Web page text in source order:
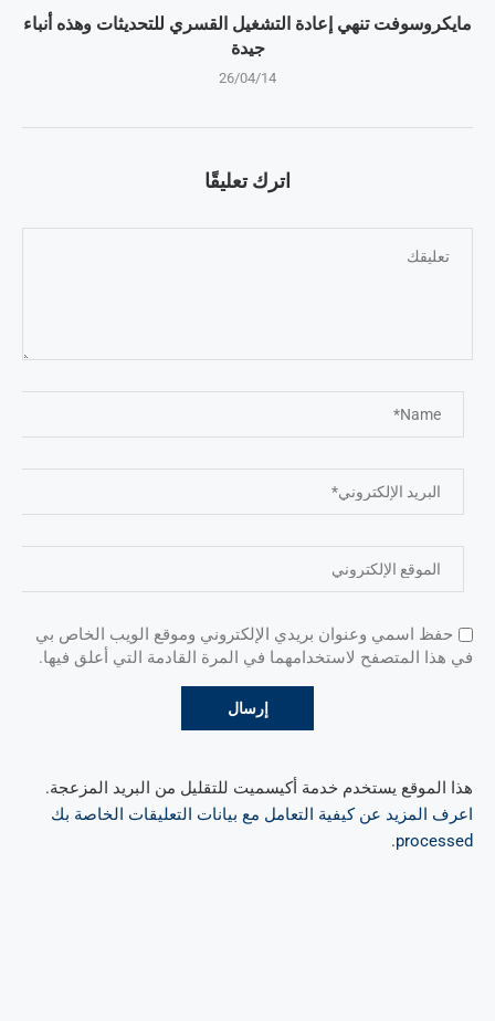
مايكروسوفت تنهي إعادة التشغيل القسري للتحديثات وهذه أنباء
جيدة
26/04/14
اترك تعليقًا
حفظ اسمي وعنوان بريدي الإلكتروني وموقع الويب الخاص بي
في هذا المتصفح لاستخدامهما في المرة القادمة التي أعلق فيها.
هذا الموقع يستخدم خدمة أكيسميت للتقليل من البريد المزعجة.
اعرف المزيد عن كيفية التعامل مع بيانات التعليقات الخاصة بك
processed
.